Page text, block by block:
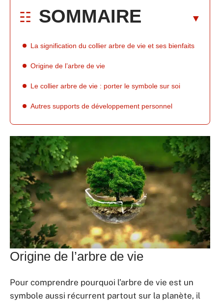
SOMMAIRE
La signification du collier arbre de vie et ses bienfaits
Origine de l’arbre de vie
Le collier arbre de vie : porter le symbole sur soi
Autres supports de développement personnel
Origine de l’arbre de vie
Pour comprendre pourquoi l’arbre de vie est un
symbole aussi récurrent partout sur la planète, il